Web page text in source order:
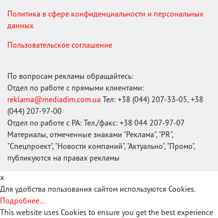
Политика в сфере конфиденциальности и персональных
данных
Пользовательское соглашение
По вопросам рекламы обращайтесь:
Отдел по работе с прямыми клиентами:
reklama@mediadim.com.ua Тел: +38 (044) 207-33-05, +38
(044) 207-97-00
Отдел по работе с РА: Тел./факс: +38 044 207-97-07
Материалы, отмеченные знаками "Реклама", "PR",
"Спецпроект", "Новости компаний", "Актуально", "Промо",
публикуются на правах рекламы
x
Для удобства пользования сайтом используются Cookies.
Подробнее...
This website uses Cookies to ensure you get the best experience